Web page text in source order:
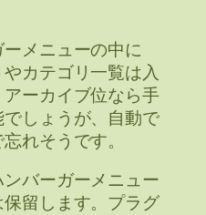
メニューの中に
カテゴリ一覧は入
ーカイブ位なら手
しょうが、自動で
れそうです。
バーガーメニュー
留します。プラグ